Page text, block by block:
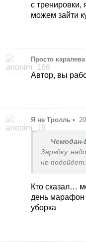
с
можем зайти
Просто каралева
Автор, вы
Я не Тролль •
Зарядку
не подойдет.
Кто сказал…
день марафон
уборка